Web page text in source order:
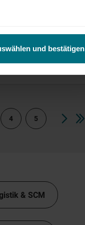
und bestätigen
4 5
& SCM